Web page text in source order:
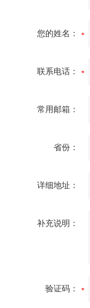
您的姓名：
联系电话：
常用邮箱：
省份：
详细地址：
补充说明：
验证码：